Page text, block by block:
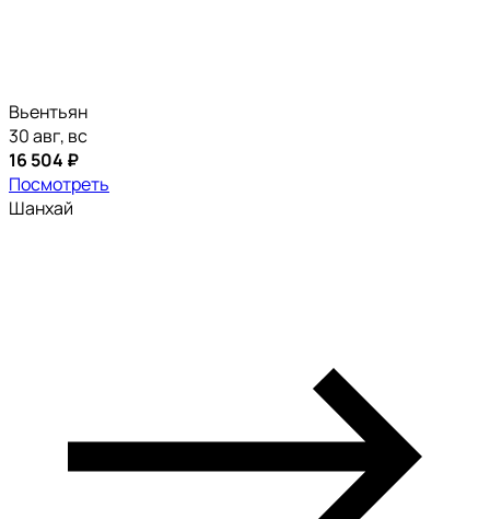
Вьентьян
30 авг, вс
16 504 ₽
Посмотреть
Шанхай